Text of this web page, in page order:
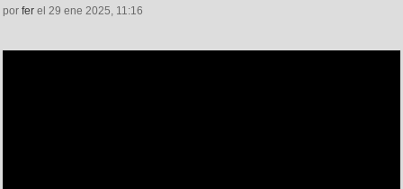
por fer el 29 ene 2025, 11:16